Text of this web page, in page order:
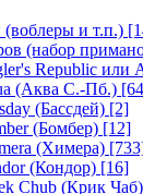
и т.п.)
(набор
Republic или
(Аква С.-Пб.)
(Бассдей) [2]
(Бомбер) [12]
(Химера)
(Кондор) [16]
Chub (Крик Чаб)